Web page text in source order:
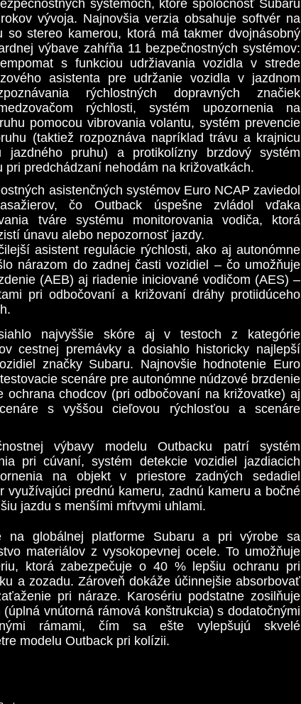
systémoch, ktoré spoločnosť Subaru
vývoja. Najnovšia verzia obsahuje softvér na
so stereo kamerou, ktorá má takmer dvojnásobný
výbave zahŕňa 11 bezpečnostných systémov:
s funkciou udržiavania vozidla v strede
asistenta pre udržanie vozidla v jazdnom
rýchlostných dopravných značiek
rýchlosti, systém upozornenia na
pomocou vibrovania volantu, systém prevencie
(taktiež rozpoznáva napríklad trávu a krajnicu
jazdného pruhu) a protikolízny brzdový systém
pri predchádzaní nehodám na križovatkách.
asistenčných systémov Euro NCAP zaviedol
čo Outback úspešne zvládol vďaka
tváre systému monitorovania vodiča, ktorá
únavu alebo nepozornosť jazdy.
asistent regulácie rýchlosti, ako aj autonómne
nárazom do zadnej časti vozidiel – čo umožňuje
(AEB) aj riadenie iniciované vodičom (AES) –
pri odbočovaní a križovaní dráhy protiidúceho
najvyššie skóre aj v testoch z kategórie
cestnej premávky a dosiahlo historicky najlepší
značky Subaru. Najnovšie hodnotenie Euro
scenáre pre autonómne núdzové brzdenie
ochrana chodcov (pri odbočovaní na križovatke) aj
s vyššou cieľovou rýchlosťou a scenáre
výbavy modelu Outbacku patrí systém
pri cúvaní, systém detekcie vozidiel jazdiacich
na objekt v priestore zadných sedadiel
využívajúci prednú kameru, zadnú kameru a bočné
jazdu s menšími mŕtvymi uhlami.
na globálnej platforme Subaru a pri výrobe sa
materiálov z vysokopevnej ocele. To umožňuje
ktorá zabezpečuje o 40 % lepšiu ochranu pri
a zozadu. Zároveň dokáže účinnejšie absorbovať
pri náraze. Karosériu podstatne zosilňuje
vnútorná rámová konštrukcia) s dodatočnými
rámami, čím sa ešte vylepšujú skvelé
modelu Outback pri kolízii.